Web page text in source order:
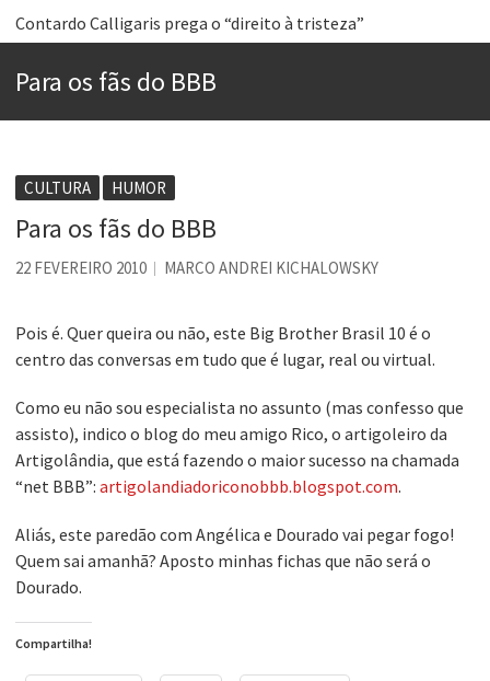
Contardo Calligaris prega o “direito à tristeza”
Se queres salvar o mundo, o veganismo não é a resposta
Tem que filmar isso daí
A construção da urbanidade
Para os fãs do BBB
CULTURA HUMOR
Para os fãs do BBB
22 FEVEREIRO 2010 MARCO ANDREI KICHALOWSKY
Pois é. Quer queira ou não, este Big Brother Brasil 10 é o
centro das conversas em tudo que é lugar, real ou virtual.
Como eu não sou especialista no assunto (mas confesso que
assisto), indico o blog do meu amigo Rico, o artigoleiro da
Artigolândia, que está fazendo o maior sucesso na chamada
“net BBB”: artigolandiadoriconobbb.blogspot.com.
Aliás, este paredão com Angélica e Dourado vai pegar fogo!
Quem sai amanhã? Aposto minhas fichas que não será o
Dourado.
Compartilha!